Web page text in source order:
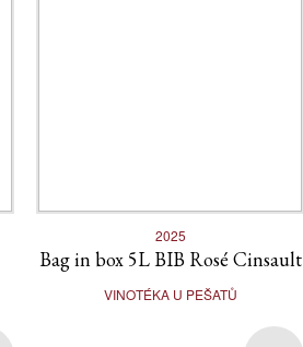
2025
Bag in box 5L BIB Rosé Cinsault
VINOTÉKA U PEŠATŮ